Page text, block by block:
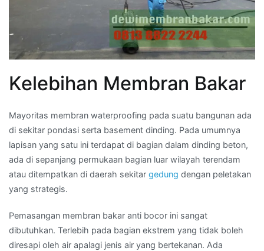
Kelebihan Membran Bakar
Mayoritas membran waterproofing pada suatu bangunan ada
di sekitar pondasi serta basement dinding. Pada umumnya
lapisan yang satu ini terdapat di bagian dalam dinding beton,
ada di sepanjang permukaan bagian luar wilayah terendam
atau ditempatkan di daerah sekitar gedung dengan peletakan
yang strategis.
Pemasangan membran bakar anti bocor ini sangat
dibutuhkan. Terlebih pada bagian ekstrem yang tidak boleh
diresapi oleh air apalagi jenis air yang bertekanan. Ada